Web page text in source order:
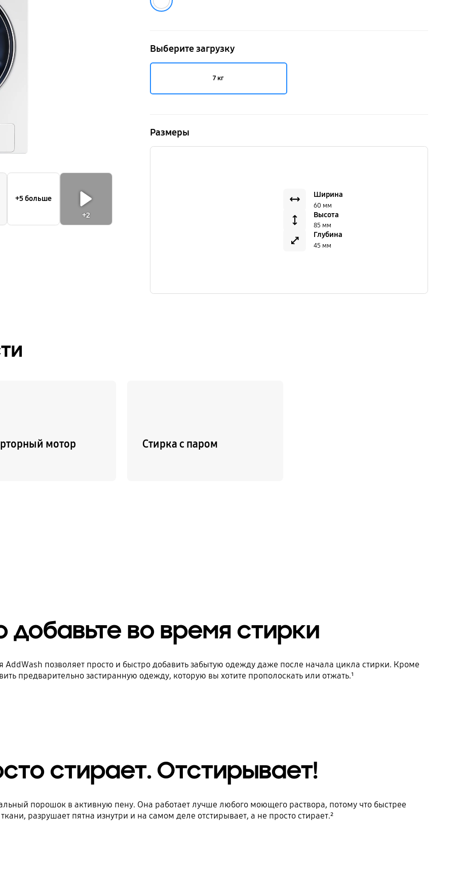
+5 больше
+2
Выберите загрузку
7 кг
Размеры
Ширина
60 мм
Высота
85 мм
Глубина
45 мм
мотор Стирка с паром
добавьте во время стирки
позволяет просто и быстро добавить забытую одежду даже после начала цикла стирки. Кроме
предварительно застиранную одежду, которую вы хотите прополоскать или отжать.¹
стирает. Отстирывает!
порошок в активную пену. Она работает лучше любого моющего раствора, потому что быстрее
разрушает пятна изнутри и на самом деле отстирывает, а не просто стирает.²